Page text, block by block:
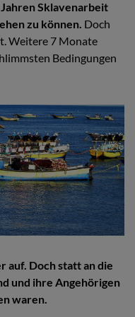
Jahren Sklavenarbeit
zu können. Doch
Weitere 7 Monate
Bedingungen
auf. Doch statt an die
und ihre Angehörigen
waren.